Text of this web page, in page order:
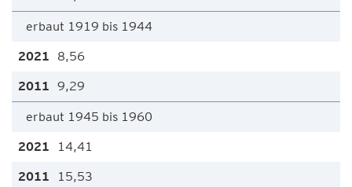
erbaut 1919 bis 1944
8,56
9,29
erbaut 1945 bis 1960
14,41
15,53